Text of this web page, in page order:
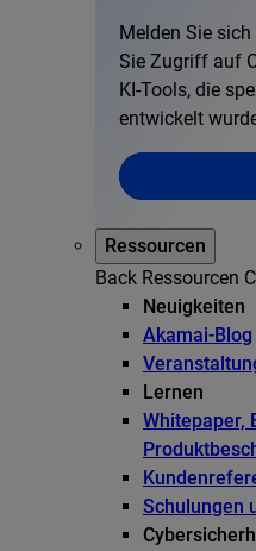
Melden Sie
Sie Zugriff auf
KI-Tools, die
entwickelt
Ressourcen
Back Ressourcen
Neuigkeiten
Akamai-Blog
Lernen
Whitepaper,
Schulungen